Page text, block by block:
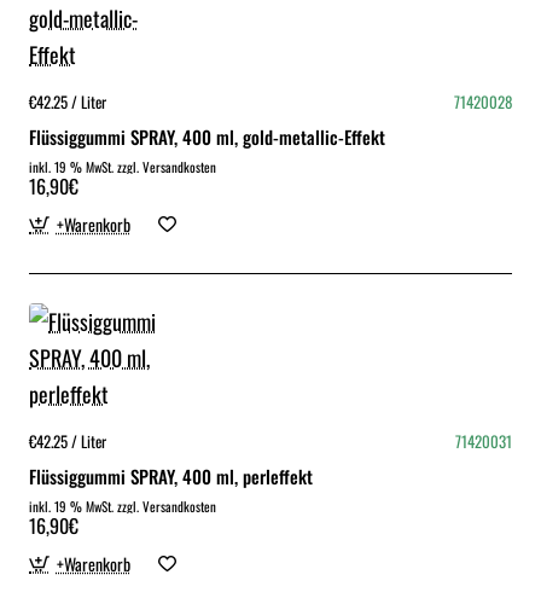
€42.25 / Liter 71420028
Flüssiggummi SPRAY, 400 ml, gold-metallic-Effekt
inkl. 19 % MwSt. zzgl. Versandkosten
16,90€
+Warenkorb
€42.25 / Liter 71420031
Flüssiggummi SPRAY, 400 ml, perleffekt
inkl. 19 % MwSt. zzgl. Versandkosten
16,90€
+Warenkorb